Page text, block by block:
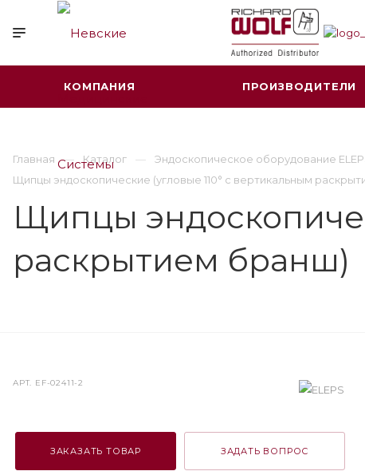
КОМПАНИЯ ПРОИЗВОДИТЕЛИ
Главная Каталог Эндоскопическое оборудование
Щипцы эндоскопические (угловые 110° с вертикальным
Щипцы
раскрытием бранш)
АРТ. EF-02411-2
ЗАКАЗАТЬ ТОВАР ЗАДАТЬ ВОПРОС